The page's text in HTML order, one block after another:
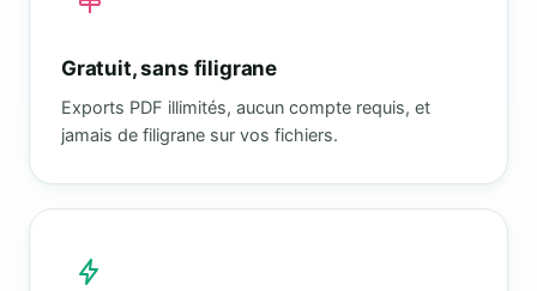
Gratuit, sans filigrane
Exports PDF illimités, aucun compte requis, et
jamais de filigrane sur vos fichiers.